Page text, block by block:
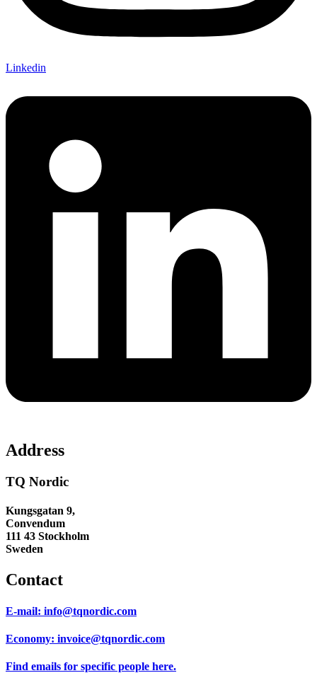
Linkedin
Address
TQ Nordic
Kungsgatan 9,
Convendum
111 43 Stockholm
Sweden
Contact
E-mail: info@tqnordic.com
Economy: invoice@tqnordic.com
Find emails for specific people here.